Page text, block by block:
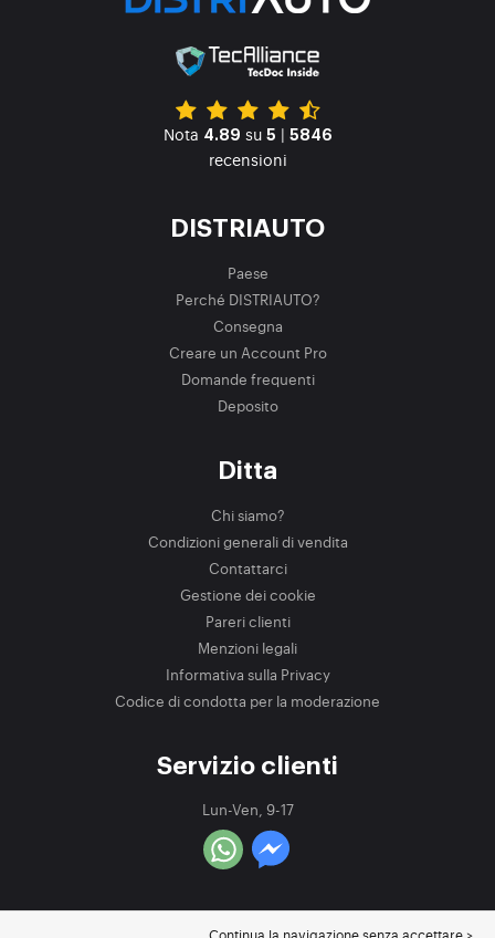
Nota 4.89 su 5 | 5846
recensioni
DISTRIAUTO
Paese
Perché DISTRIAUTO?
Consegna
Creare un Account Pro
Domande frequenti
Deposito
Ditta
Chi siamo?
Condizioni generali di vendita
Contattarci
Gestione dei cookie
Pareri clienti
Menzioni legali
Informativa sulla Privacy
Codice di condotta per la moderazione
Servizio clienti
Lun-Ven, 9-17